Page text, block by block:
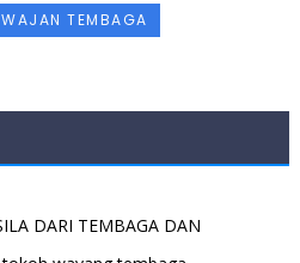
WAJAN TEMBAGA
DARI TEMBAGA DAN